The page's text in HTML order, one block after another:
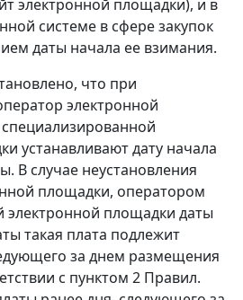
электронной площадки), и в
системе в сфере закупок
даты начала ее взимания.
что при
электронной
устанавливают дату начала
В случае неустановления
площадки, оператором
электронной площадки даты
такая плата подлежит
за днем размещения
с пунктом 2 Правил.